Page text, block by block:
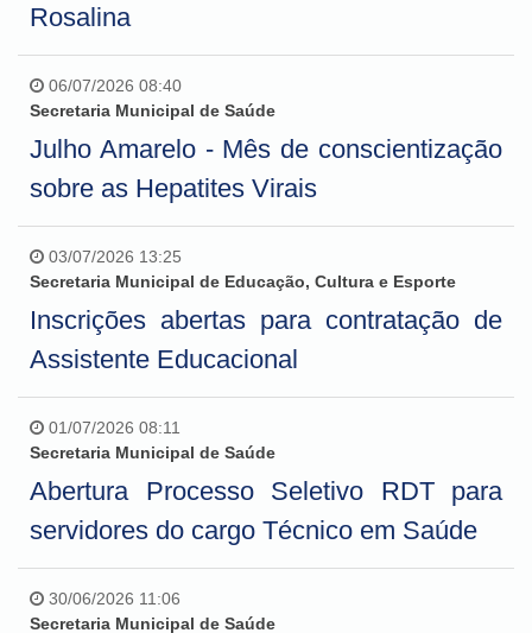
Rosalina
06/07/2026 08:40
Secretaria Municipal de Saúde
Julho Amarelo - Mês de conscientização
sobre as Hepatites Virais
03/07/2026 13:25
Secretaria Municipal de Educação, Cultura e Esporte
Inscrições abertas para contratação de
Assistente Educacional
01/07/2026 08:11
Secretaria Municipal de Saúde
Abertura Processo Seletivo RDT para
servidores do cargo Técnico em Saúde
30/06/2026 11:06
Secretaria Municipal de Saúde